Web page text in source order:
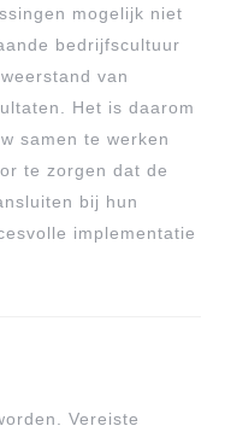
mogelijk niet
bedrijfscultuur
van
Het is daarom
samen te werken
te zorgen dat de
bij hun
implementatie
Vereiste